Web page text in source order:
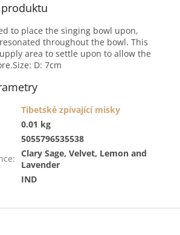
to place the singing bowl upon,
throughout the bowl. This
area to settle upon to allow the
D: 7cm
Tibetské zpívající misky
0.01 kg
5055796535538
: Clary Sage, Velvet, Lemon and
Lavender
IND